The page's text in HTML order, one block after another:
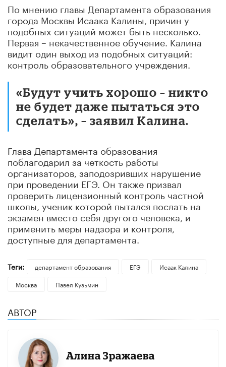
По мнению главы Департамента образования
города Москвы Исаака Калины, причин у
подобных ситуаций может быть несколько.
Первая – некачественное обучение. Калина
видит один выход из подобных ситуаций:
контроль образовательного учреждения.
«Будут учить хорошо – никто
не будет даже пытаться это
сделать», – заявил Калина.
Глава Департамента образования
поблагодарил за четкость работы
организаторов, заподозривших нарушение
при проведении ЕГЭ. Он также призвал
проверить лицензионный контроль частной
школы, ученик которой пытался послать на
экзамен вместо себя другого человека, и
применить меры надзора и контроля,
доступные для департамента.
Теги: департамент образования ЕГЭ
Исаак Калина
Москва
Павел Кузьмин
АВТОР
Алина Зражаева